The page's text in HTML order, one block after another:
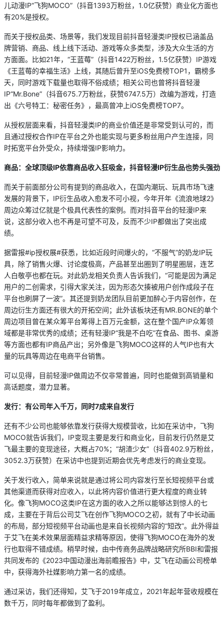
儿动漫IP“飞狗MOCO”（抖音1393万粉丝，1.0亿获赞）商业化方面也
有20%是授权。
而关于授权品类、场景等，我们发现目前抖音轻漫类IP授权已涵盖品
牌营销、商品、线上线下活动、游戏等众多类型，涉及大众生活的方
方面面。比如21年，“王蓝莓”（抖音1422万粉丝，1.5亿获赞）IP游戏
《王蓝莓的幸福生活》上线，其随后曾升至iOS免费榜TOP1，霸榜多
天，同时游戏下载量也取得不俗成绩；相关公司也曾将抖音轻漫
IP“Mr.Bone”（抖音675.7万粉丝，获赞6747.5万）改编为游戏，打造
出《六号特工：秘密任务》，最高曾冲上iOS免费榜TOP7。
从授权层面来看，抖音轻漫类IP的商业价值还是非常受到认可的，而
且通过授权合作IP在平台之外也能实现与更多粉丝用户产生连接，同
时拓宽平台外受众，持续增强IP影响力。
商品：全球顶级IP依靠商品收入狂吸金，抖音轻漫IP衍生品也势头强劲
而关于前面部分公司有提到的商品收入，在国内潮玩、玩具市场飞速
发展的背景下，IP衍生品收入愈发不可小视，今年开年《流浪地球2》
周边众筹过亿就是个极具代表性的案例。而对抖音平台的轻漫IP来
说，这部分收入也不再是可望不可及，反而不少IP都做出了突出成
绩。
据雷报#ip授权展#获悉，比如近段时间爆火的，“不服气”的奶龙IP玩
具，除了销售火爆、讨论度极高，产品甚至出圈到了明星圈层，连艺
人白敬亭也都在玩。对此奶龙相关负责人告诉我们，“可能是因为满足
用户的二创需求，引得大家关注，因为形态欠揍被用户创作成段子在
平台也刷屏了一波”。其还提到奶龙团队目前更加醉心于内容创作，在
周边衍生方面还有很大的开拓空间；此外该板块还有MR.BONE的单个
周边项目曾在某众筹平台筹得上百万元金额，这在整个国产IP众筹领
域都是非常优秀的成绩；还有轻漫IP“我是不白吃”在食品、图书、桌游
等方面也都有IP商品产出；另外像是飞狗MOCO这样的人气IP也有大
量的玩具等周边在电商平台销售。
可以见得，目前轻漫IP做周边不仅非常普遍，同时也能做到高销量和
高话题度，潜力显著。
发行：有公司年入千万，同时7成来自发行
还有不少公司也能够依靠发行获得大规模营收，比如在采访中，飞狗
MOCO就告诉我们，IP变现主要是发行和商业化，目前发行仍然是艾
飞最主要的变现途径，大概占70%；“胡渣少女”（抖音402.9万粉丝，
3052.3万获赞）在采访中也提到近期会优先考虑发行的商业变现。
关于发行收入，简单来说就是通过将公司内容发行至长短视频平台或
其他渠道而获得对应收入，以此将内容价值进行更大程度的商业转
化。像飞狗MOCO这类IP在这方面的收入之所以能够达到惊人的七
成，主要在于背后公司艾飞在创作飞狗MOCO之初，就有了中长动画
的布局，部分短视频平台动画也是来自长视频内容的“短改”。此外得益
于艾飞在美术效果层面精益求精等原因，使得飞狗MOCO在海外的发
行也取得不错成绩。稍早时候，由中传商务品牌战略研究所BBI和雷报
共同发布的《2023中国动漫出海前瞻报告》中，艾飞在动画公司榜单
中，获得海外社媒影响力第一名的成绩。
通过采访，我们还得知，艾飞于2019年成立，2021年起年营收规模在
数千万，同时每年都做到了盈利。